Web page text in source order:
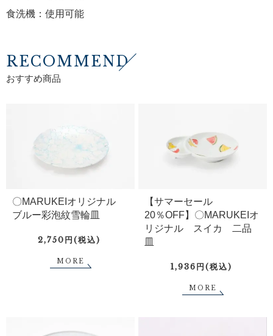
食洗機：使用可能
RECOMMEND
おすすめ商品
〇MARUKEIオリジナル
ブルー彩泡紋雪輪皿
2,750円(税込)
MORE
【サマーセール
20％OFF】〇MARUKEIオ
リジナル スイカ 二品
皿
1,936円(税込)
MORE